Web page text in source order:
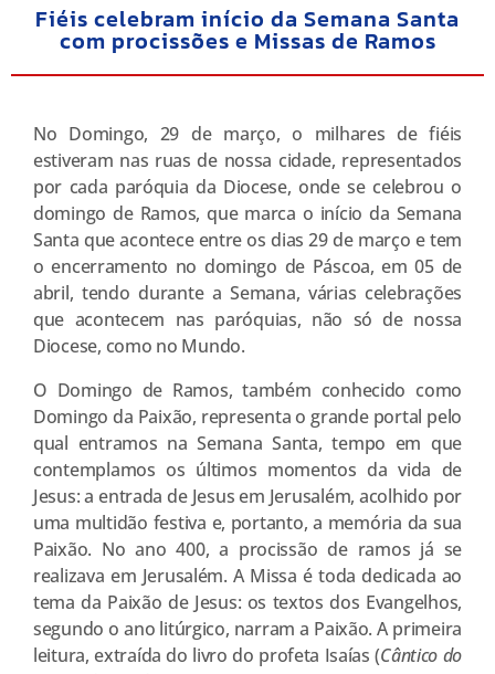
Fiéis celebram início da Semana Santa
com procissões e Missas de Ramos
No Domingo, 29 de março, o milhares de fiéis
estiveram nas ruas de nossa cidade, representados
por cada paróquia da Diocese, onde se celebrou o
domingo de Ramos, que marca o início da Semana
Santa que acontece entre os dias 29 de março e tem
o encerramento no domingo de Páscoa, em 05 de
abril, tendo durante a Semana, várias celebrações
que acontecem nas paróquias, não só de nossa
Diocese, como no Mundo.
O Domingo de Ramos, também conhecido como
Domingo da Paixão, representa o grande portal pelo
qual entramos na Semana Santa, tempo em que
contemplamos os últimos momentos da vida de
Jesus: a entrada de Jesus em Jerusalém, acolhido por
uma multidão festiva e, portanto, a memória da sua
Paixão. No ano 400, a procissão de ramos já se
realizava em Jerusalém. A Missa é toda dedicada ao
tema da Paixão de Jesus: os textos dos Evangelhos,
segundo o ano litúrgico, narram a Paixão. A primeira
leitura, extraída do livro do profeta Isaías (Cântico do